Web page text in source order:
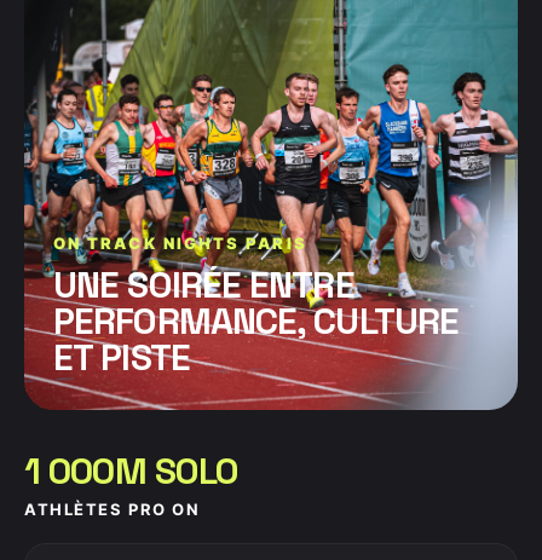
ON TRACK NIGHTS PARIS
UNE SOIRÉE ENTRE
PERFORMANCE, CULTURE
ET PISTE
1 000M SOLO
ATHLÈTES PRO ON